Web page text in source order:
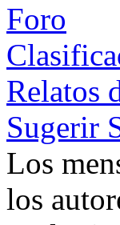
Foro
Relatos
Sugerir
Los
los